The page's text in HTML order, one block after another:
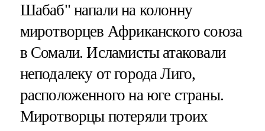
Шабаб" напали на колонну
миротворцев Африканского союза
в Сомали. Исламисты атаковали
неподалеку от города Лиго,
расположенного на юге страны.
Миротворцы потеряли троих